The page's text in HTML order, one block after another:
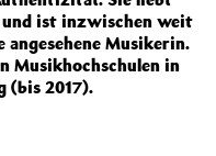
ist inzwischen weit
angesehene Musikerin.
Musikhochschulen in
(bis 2017).